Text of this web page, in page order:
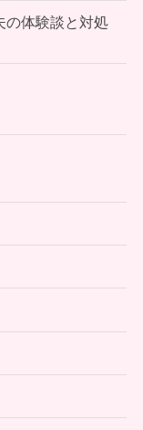
体験談と対処